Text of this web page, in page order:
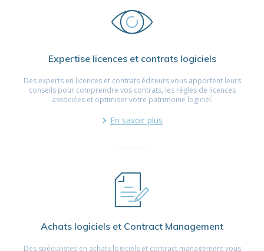
Expertise licences et contrats logiciels
Des experts en licences et contrats éditeurs vous apportent leurs
conseils pour comprendre vos contrats, les règles de licences
associées et optimiser votre patrimoine logiciel.
En savoir plus
Achats logiciels et Contract Management
Des spécialistes en achats logiciels et contract management vous